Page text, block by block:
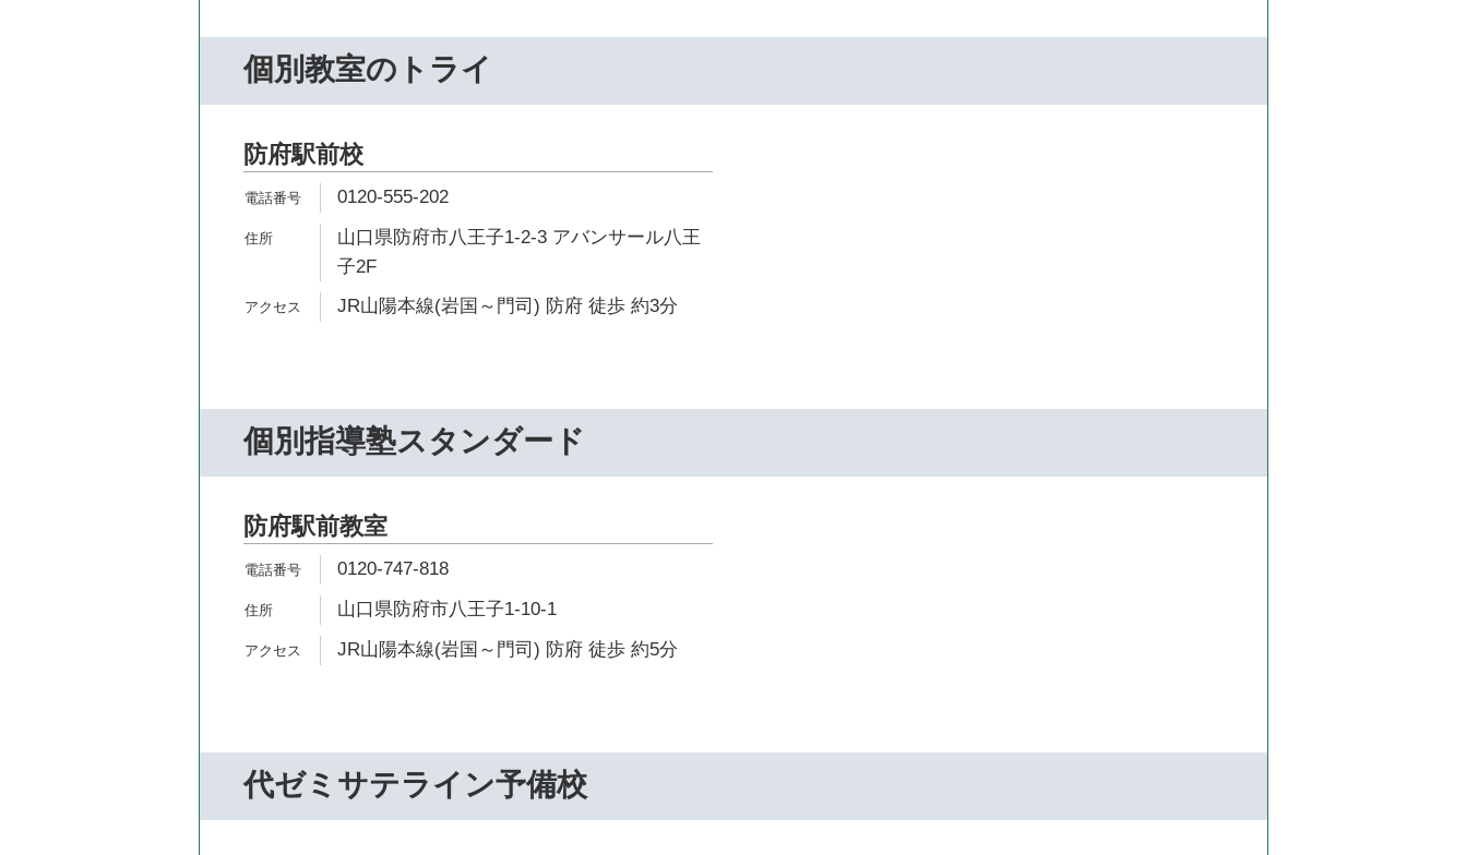
個別教室のトライ
防府駅前校
0120-555-202
山口県防府市八王子1-2-3 アバンサール八王
子2F
JR山陽本線(岩国～門司) 防府 徒歩 約3分
個別指導塾スタンダード
防府駅前教室
0120-747-818
山口県防府市八王子1-10-1
JR山陽本線(岩国～門司) 防府 徒歩 約5分
代ゼミサテライン予備校